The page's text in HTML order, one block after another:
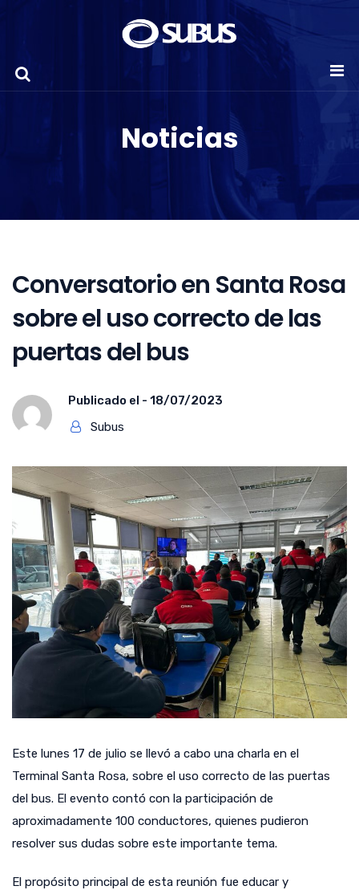
Noticias
Conversatorio en Santa Rosa
sobre el uso correcto de las
puertas del bus
Publicado el - 18/07/2023
Subus
Este lunes 17 de julio se llevó a cabo una charla en el
Terminal Santa Rosa, sobre el uso correcto de las puertas
del bus. El evento contó con la participación de
aproximadamente 100 conductores, quienes pudieron
resolver sus dudas sobre este importante tema.
El propósito principal de esta reunión fue educar y